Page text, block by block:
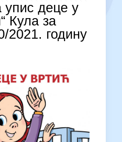
упис деце у
Кула за
2021. годину